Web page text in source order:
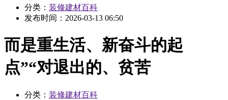
分类： 装修建材百科
发布时间： 2026-03-13 06:50
而是重生活、新奋斗的起
点”“对退出的、贫苦
分类： 装修建材百科